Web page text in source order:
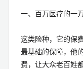
一、百万医疗的一
这类险种，它的保
最基础的保障，他
费，让大众老百姓